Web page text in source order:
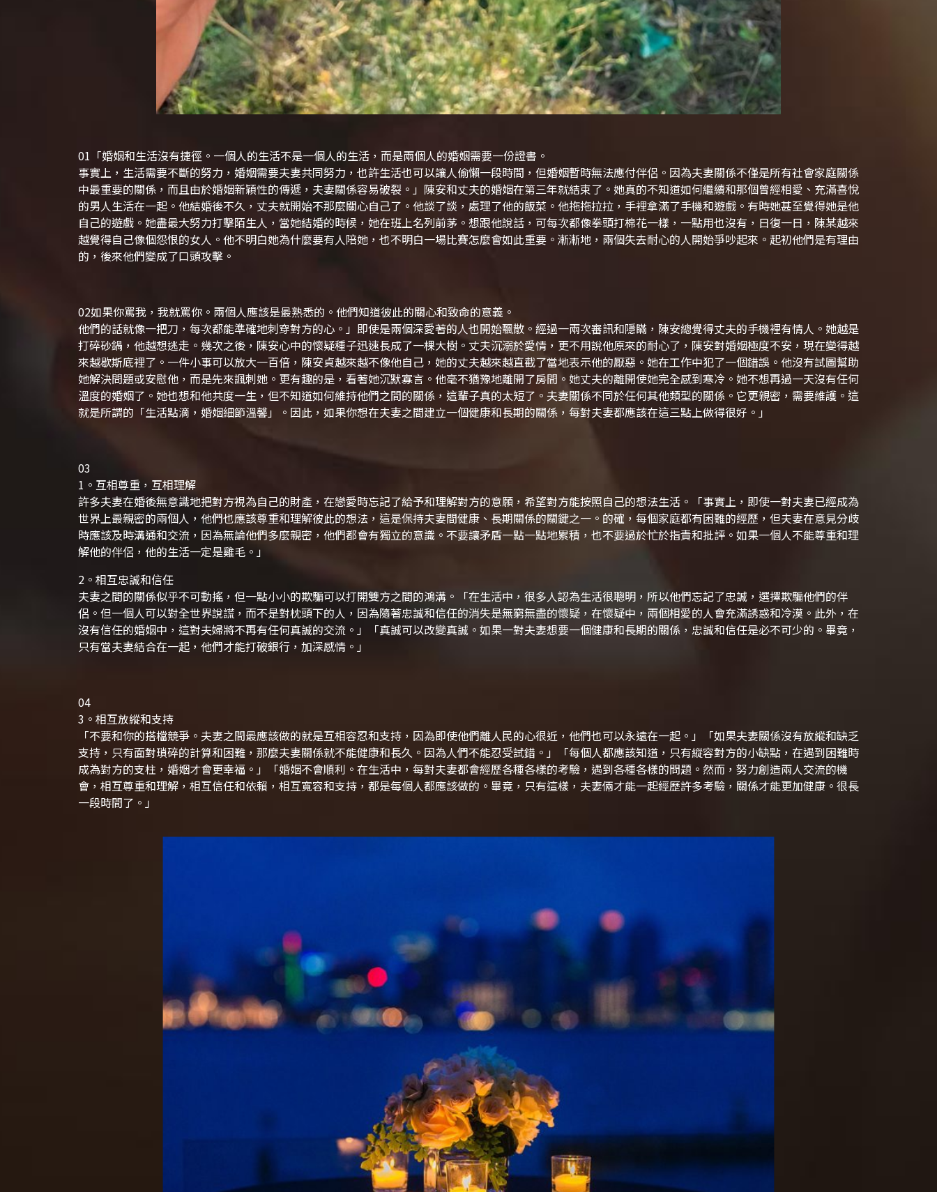
01 「婚姻和生活沒有捷徑。一個人的生活不是一個人的生活，而是兩個人的婚姻需要一份證書。
事實上，生活需要不斷的努力，婚姻需要夫妻共同努力，也許生活也可以讓人偷懶一段時間，但婚姻暫時無法應付伴侶。因為夫妻關係不僅是所有社會家庭關係
中最重要的關係，而且由於婚姻新穎性的傳遞，夫妻關係容易破裂。」 陳安和丈夫的婚姻在第三年就結束了。她真的不知道如何繼續和那個曾經相愛、充滿喜悅
的男人生活在一起。 他結婚後不久，丈夫就開始不那麼關心自己了。他談了談，處理了他的飯菜。他拖拖拉拉，手裡拿滿了手機和遊戲。有時她甚至覺得她是他
自己的遊戲。她盡最大努力打擊陌生人，當她結婚的時候，她在班上名列前茅。 想跟他說話，可每次都像拳頭打棉花一樣，一點用也沒有，日復一日，陳某越來
越覺得自己像個怨恨的女人。 他不明白她為什麼要有人陪她，也不明白一場比賽怎麼會如此重要。漸漸地，兩個失去耐心的人開始爭吵起來。起初他們是有理由
的，後來他們變成了口頭攻擊。
02如果你罵我，我就罵你。兩個人應該是最熟悉的。他們知道彼此的關心和致命的意義。
他們的話就像一把刀，每次都能準確地刺穿對方的心。」 即使是兩個深愛著的人也開始飄散。經過一兩次審訊和隱瞞，陳安總覺得丈夫的手機裡有情人。她越是
打碎砂鍋，他越想逃走。幾次之後，陳安心中的懷疑種子迅速長成了一棵大樹。 丈夫沉溺於愛情，更不用說他原來的耐心了，陳安對婚姻極度不安，現在變得越
來越歇斯底裡了。 一件小事可以放大一百倍，陳安貞越來越不像他自己，她的丈夫越來越直截了當地表示他的厭惡。 她在工作中犯了一個錯誤。他沒有試圖幫助
她解決問題或安慰他，而是先來諷刺她。更有趣的是，看著她沉默寡言。他毫不猶豫地離開了房間。 她丈夫的離開使她完全感到寒冷。她不想再過一天沒有任何
溫度的婚姻了。她也想和他共度一生，但不知道如何維持他們之間的關係，這輩子真的太短了。 夫妻關係不同於任何其他類型的關係。它更親密，需要維護。這
就是所謂的「生活點滴，婚姻細節溫馨」。因此，如果你想在夫妻之間建立一個健康和長期的關係，每對夫妻都應該在這三點上做得很好。」
03
1。 互相尊重，互相理解
許多夫妻在婚後無意識地把對方視為自己的財產，在戀愛時忘記了給予和理解對方的意願，希望對方能按照自己的想法生活。
「事實上，即使一對夫妻已經成為
世界上最親密的兩個人，他們也應該尊重和理解彼此的想法，這是保持夫妻間健康、長期關係的關鍵之一。的確，每個家庭都有困難的經歷，但夫妻在意見分歧
時應該及時溝通和交流，因為無論他們多麼親密，他們都會有獨立的意識。不要讓矛盾一點一點地累積，也不要過於忙於指責和批評。如果一個人不能尊重和理
解他的伴侶，他的生活一定是雞毛。」
2。相互忠誠和信任
夫妻之間的關係似乎不可動搖，但一點小小的欺騙可以打開雙方之間的鴻溝。
「在生活中，很多人認為生活很聰明，所以他們忘記了忠誠，選擇欺騙他們的伴
侶。但一個人可以對全世界說謊，而不是對枕頭下的人，因為隨著忠誠和信任的消失是無窮無盡的懷疑，在懷疑中，兩個相愛的人會充滿誘惑和冷漠。此外，在
沒有信任的婚姻中，這對夫婦將不再有任何真誠的交流。」
「真誠可以改變真誠。如果一對夫妻想要一個健康和長期的關係，忠誠和信任是必不可少的。畢竟，
只有當夫妻結合在一起，他們才能打破銀行，加深感情。」
04
3。相互放縱和支持
「不要和你的搭檔競爭。夫妻之間最應該做的就是互相容忍和支持，因為即使他們離人民的心很近，他們也可以永遠在一起。」
「如果夫妻關係沒有放縱和缺乏
支持，只有面對瑣碎的計算和困難，那麼夫妻關係就不能健康和長久。因為人們不能忍受試錯。」
「每個人都應該知道，只有縱容對方的小缺點，在遇到困難時
成為對方的支柱，婚姻才會更幸福。」
「婚姻不會順利。在生活中，每對夫妻都會經歷各種各樣的考驗，遇到各種各樣的問題。然而，努力創造兩人交流的機
會，相互尊重和理解，相互信任和依賴，相互寬容和支持，都是每個人都應該做的。畢竟，只有這樣，夫妻倆才能一起經歷許多考驗，關係才能更加健康。很長
一段時間了。」